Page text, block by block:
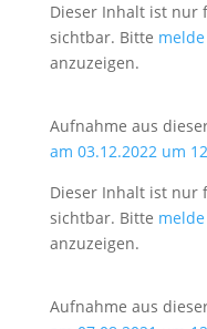
Dieser Inhalt ist nur
sichtbar. Bitte
anzuzeigen.
Aufnahme aus
am 03.12.2022 um
Dieser Inhalt ist nur
sichtbar. Bitte
anzuzeigen.
Aufnahme aus